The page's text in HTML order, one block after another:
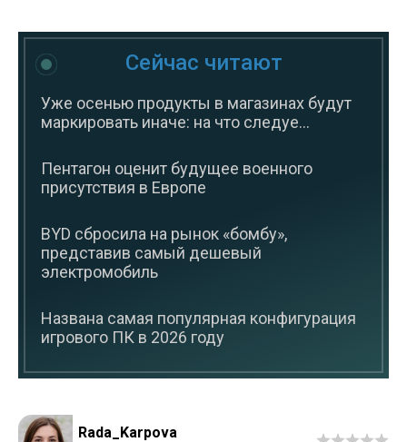
Сейчас читают
Уже осенью продукты в магазинах будут
маркировать иначе: на что следуе...
Пентагон оценит будущее военного
присутствия в Европе
BYD сбросила на рынок «бомбу»,
представив самый дешевый
электромобиль
Названа самая популярная конфигурация
игрового ПК в 2026 году
Rada_Karpova